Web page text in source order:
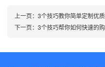
上一页： 3个技巧教你简单定制优
下一页： 3个技巧帮你如何快速的